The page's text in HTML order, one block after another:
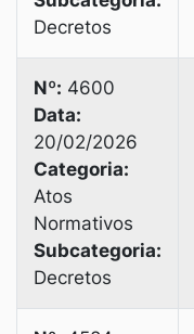
Decretos
Nº: 4600
Data:
20/02/2026
Categoria:
Atos
Normativos
Subcategoria:
Decretos